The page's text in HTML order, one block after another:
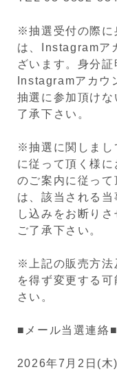
※抽選受付の際に
は、Instagramア
ざいます。身分
Instagramアカウ
抽選に参加頂け
了承下さい。
※抽選に関しまし
に従って頂く様
のご案内に従っ
は、該当される
し込みをお断り
ご了承下さい。
※上記の販売方法
を得ず変更する
さい。
■メール当選連絡■
2026年7月2日(